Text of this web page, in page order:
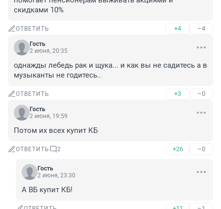
скидками 10%
ОТВЕТИТЬ +4 –4
Гость
2 июня, 20:35
однажды лебедь рак и щука... и как вы не садитесь а в
музыканты не годитесь..
ОТВЕТИТЬ +3 –0
Гость
2 июня, 19:59
Потом их всех купит КБ
ОТВЕТИТЬ 2 +26 –0
Гость
2 июня, 23:30
А ВБ купит КБ!